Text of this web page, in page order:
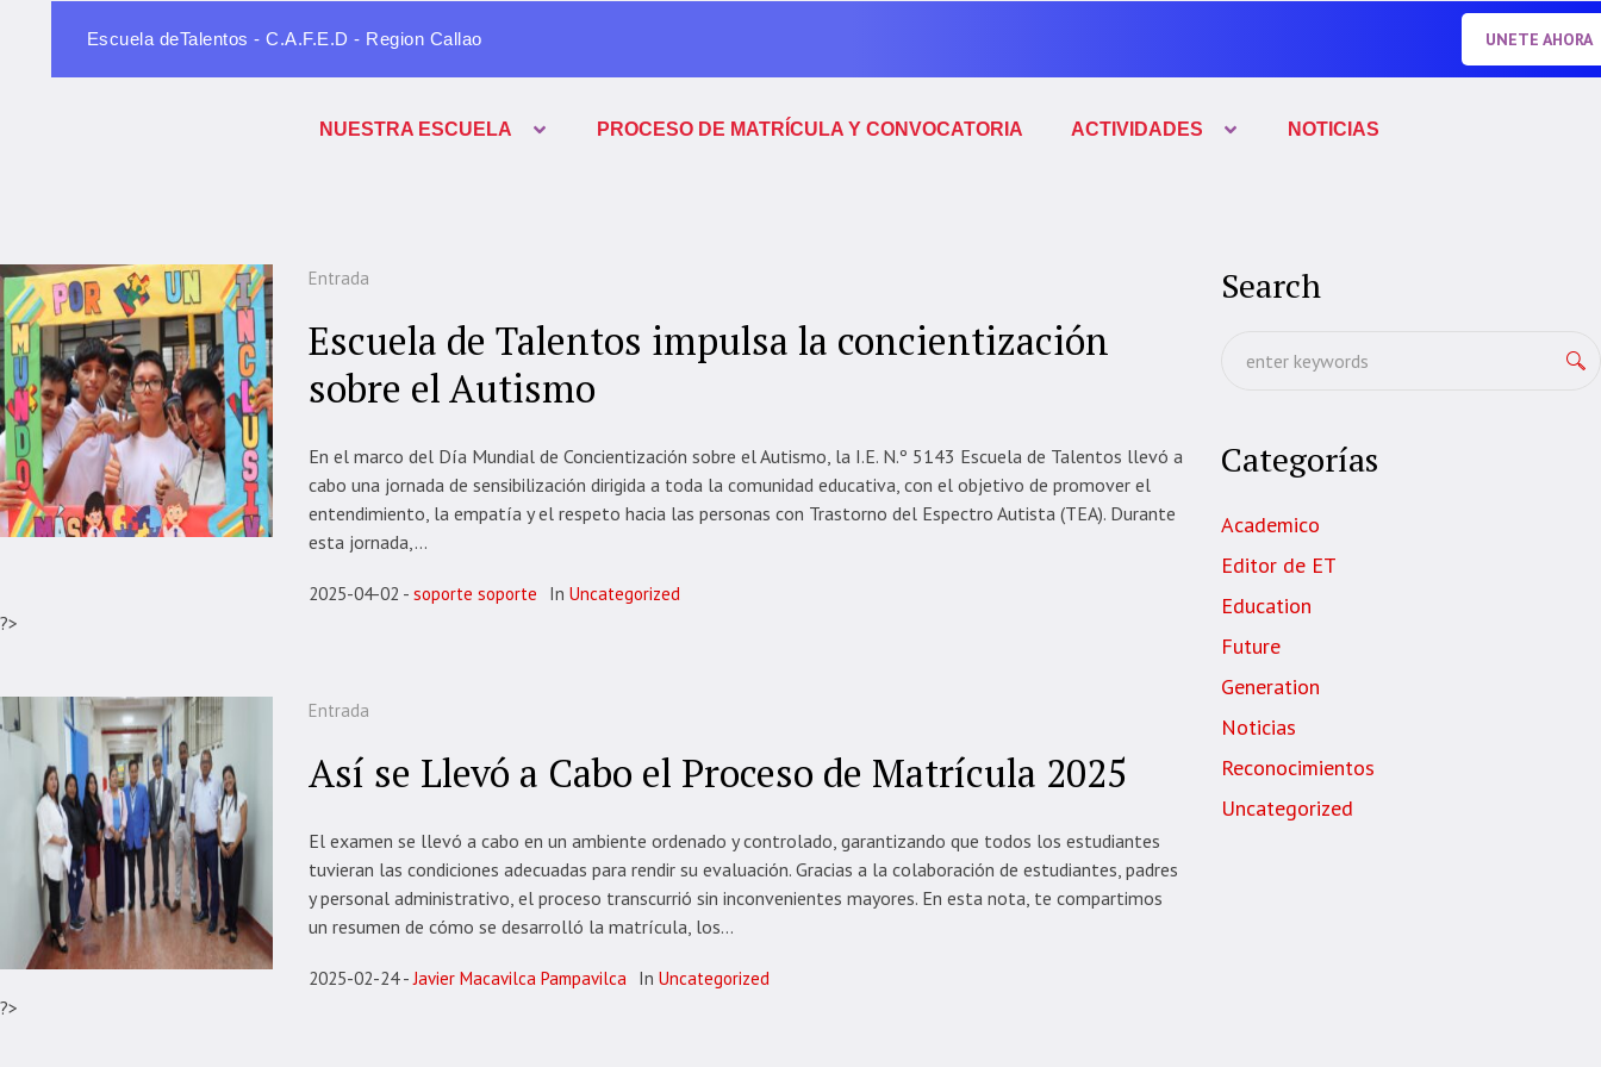
Escuela deTalentos - C.A.F.E.D - Region Callao UNETE AHORA
NUESTRA ESCUELA PROCESO DE MATRÍCULA Y CONVOCATORIA ACTIVIDADES NOTICIAS
Entrada
Escuela de Talentos impulsa la concientización
sobre el Autismo
En el marco del Día Mundial de Concientización sobre el Autismo, la I.E. N.º 5143 Escuela de Talentos llevó a
cabo una jornada de sensibilización dirigida a toda la comunidad educativa, con el objetivo de promover el
entendimiento, la empatía y el respeto hacia las personas con Trastorno del Espectro Autista (TEA). Durante
esta jornada,...
2025-04-02 soporte soporte In Uncategorized
?>
Entrada
Así se Llevó a Cabo el Proceso de Matrícula 2025
El examen se llevó a cabo en un ambiente ordenado y controlado, garantizando que todos los estudiantes
tuvieran las condiciones adecuadas para rendir su evaluación. Gracias a la colaboración de estudiantes, padres
y personal administrativo, el proceso transcurrió sin inconvenientes mayores. En esta nota, te compartimos
un resumen de cómo se desarrolló la matrícula, los...
2025-02-24 Javier Macavilca Pampavilca In Uncategorized
?>
Search
Categorías
Academico
Editor de ET
Education
Future
Generation
Noticias
Reconocimientos
Uncategorized